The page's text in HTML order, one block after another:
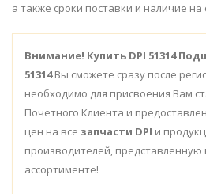
а также сроки поставки и наличие на
Внимание! Купить DPI 51314
51314Вы сможете сразу после
необходимо для присвоения Вам
Почетного Клиента и
цен на все запчасти DPI и
производителей,
ассортименте!